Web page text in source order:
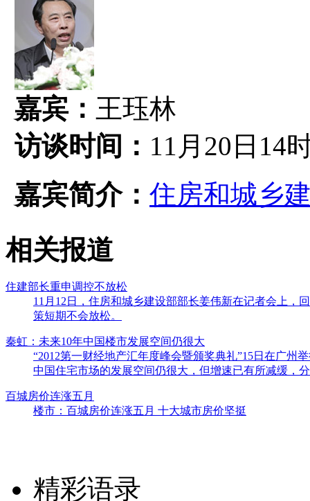
嘉宾： 王珏林
访谈时间： 11月20日14
嘉宾简介： 住房和城乡
相关报道
住建部长重申调控不放松
11月12日，住房和城乡建设部部长姜伟新在记者会上，
策短期不会放松。
秦虹：未来10年中国楼市发展空间仍很大
“2012第一财经地产汇年度峰会暨颁奖典礼”15日在广州
中国住宅市场的发展空间仍很大，但增速已有所减缓，
百城房价连涨五月
楼市：百城房价连涨五月 十大城市房价坚挺
精彩语录